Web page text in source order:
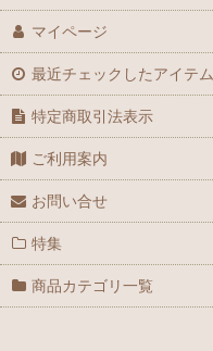
マイページ
最近チェックしたアイテム
特定商取引法表示
ご利用案内
お問い合せ
特集
商品カテゴリ一覧